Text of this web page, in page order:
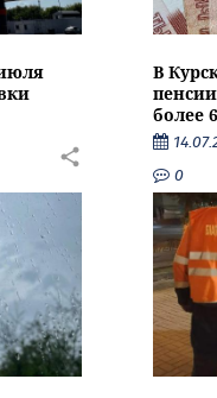
В
более
0